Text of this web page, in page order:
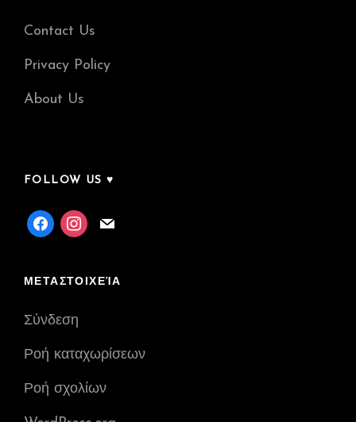
Contact Us
Privacy Policy
About Us
FOLLOW US ♥
facebookinstagram
mail
ΜΕΤΑΣΤΟΙΧΕΊΑ
Σύνδεση
Ροή καταχωρίσεων
Ροή σχολίων